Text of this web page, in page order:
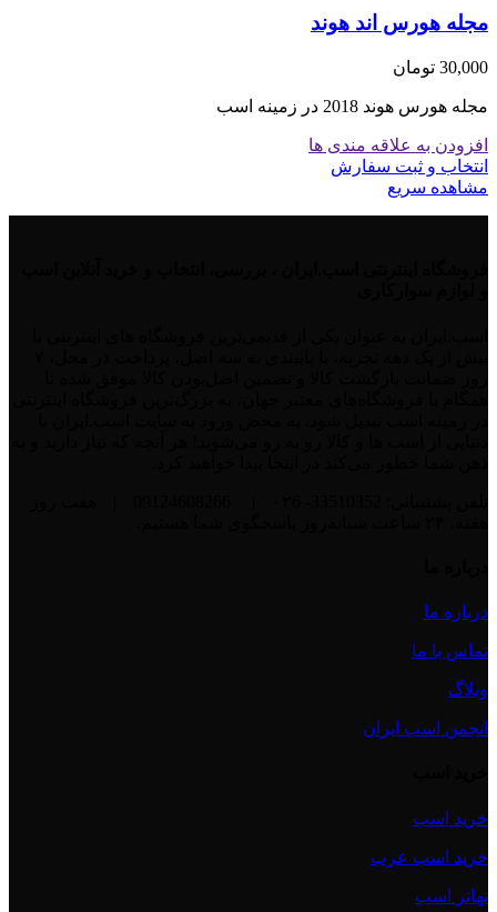
مجله هورس اند هوند
30,000 تومان
مجله هورس هوند 2018 در زمینه اسب
افزودن به علاقه مندی ها
انتخاب و ثبت سفارش
مشاهده سریع
درباره ما
تماس با ما
وبلاگ
انجمن اسب ایران
خرید اسب
خرید اسب عرب
تهاتر اسب